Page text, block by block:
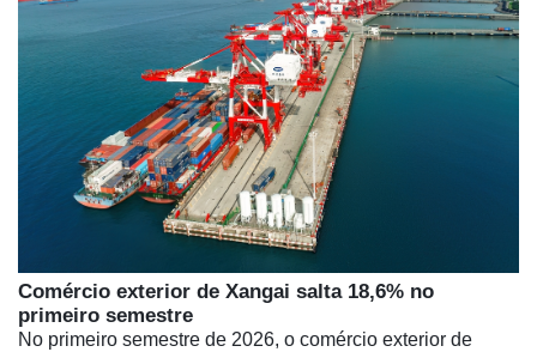
Comércio exterior de Xangai salta 18,6% no
primeiro semestre
No primeiro semestre de 2026, o comércio exterior de